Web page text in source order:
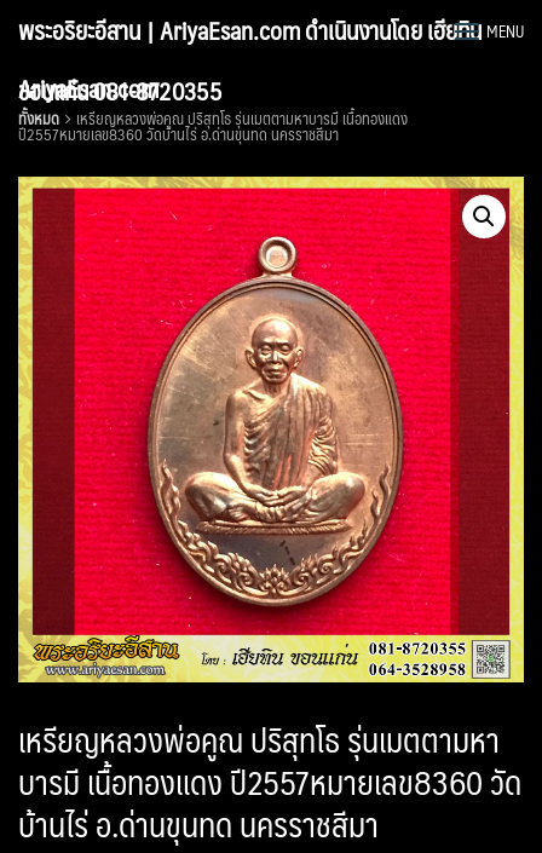
พระอริยะอีสาน | AriyaEsan.com ดำเนินงานโดย เฮียทิน
ขอนแก่น 081-8720355
MENU
AriyaEsan.com
ทั้งหมด เหรียญหลวงพ่อคูณ ปริสุทโธ รุ่นเมตตามหาบารมี เนื้อทองแดง
ปี2557หมายเลข8360 วัดบ้านไร่ อ.ด่านขุนทด นครราชสีมา
เหรียญหลวงพ่อคูณ ปริสุทโธ รุ่นเมตตามหา
บารมี เนื้อทองแดง ปี2557หมายเลข8360 วัด
บ้านไร่ อ.ด่านขุนทด นครราชสีมา